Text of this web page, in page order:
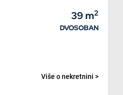
39 m2
DVOSOBAN
Više o nekretnini >